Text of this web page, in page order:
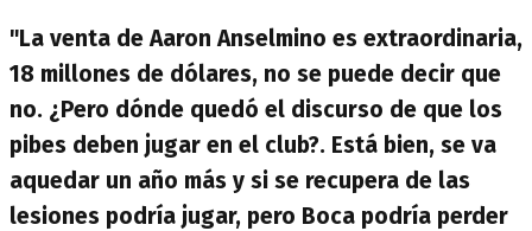
"La venta de Aaron Anselmino es extraordinaria,
18 millones de dólares, no se puede decir que
no. ¿Pero dónde quedó el discurso de que los
pibes deben jugar en el club?. Está bien, se va
aquedar un año más y si se recupera de las
lesiones podría jugar, pero Boca podría perder